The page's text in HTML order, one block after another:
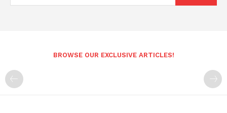
BROWSE OUR EXCLUSIVE ARTICLES!